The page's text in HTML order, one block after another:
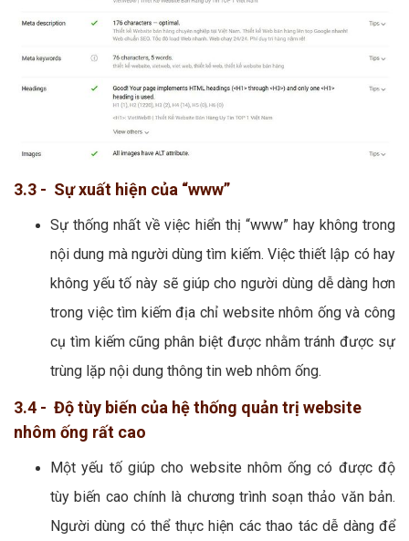
3.3 - Sự xuất hiện của “www”
Sự thống nhất về việc hiển thị “www” hay không trong
nội dung mà người dùng tìm kiếm. Việc thiết lập có hay
không yếu tố này sẽ giúp cho người dùng dễ dàng hơn
trong việc tìm kiếm địa chỉ website nhôm ống và công
cụ tìm kiếm cũng phân biệt được nhằm tránh được sự
trùng lặp nội dung thông tin web nhôm ống.
3.4 - Độ tùy biến của hệ thống quản trị website
nhôm ống rất cao
Một yếu tố giúp cho website nhôm ống có được độ
tùy biến cao chính là chương trình soạn thảo văn bản.
Người dùng có thể thực hiện các thao tác dễ dàng để